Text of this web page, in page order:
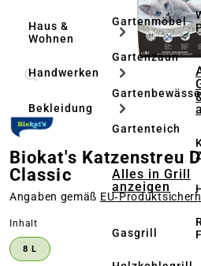
Haus &
Wohnen
Handwerken
Bekleidung
Gartenmöbel
Gartenzaun
Gartenteich
Alles in Grill
anzeigen
Gasgrill
Biokat's Katzenstreu
Classic
Angaben gemäß
Inhalt
8 L